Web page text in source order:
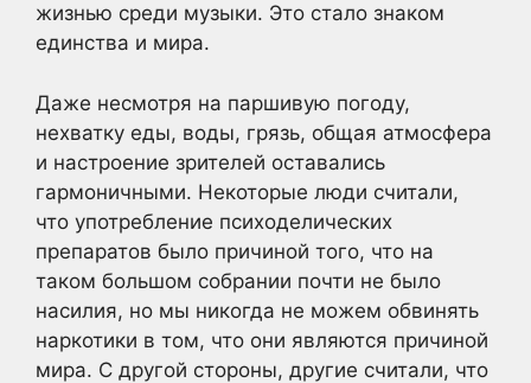
жизнью среди музыки. Это стало знаком
единства и мира.
Даже несмотря на паршивую погоду,
нехватку еды, воды, грязь, общая атмосфера
и настроение зрителей оставались
гармоничными. Некоторые люди считали,
что употребление психоделических
препаратов было причиной того, что на
таком большом собрании почти не было
насилия, но мы никогда не можем обвинять
наркотики в том, что они являются причиной
мира. С другой стороны, другие считали, что